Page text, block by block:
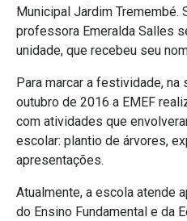
Municipal Jardim Tremembé.
professora Emeralda Salles
unidade, que recebeu seu
Para marcar a festividade, na
outubro de 2016 a EMEF
com atividades que
escolar: plantio de árvores,
apresentações.
Atualmente, a escola atende
do Ensino Fundamental e da